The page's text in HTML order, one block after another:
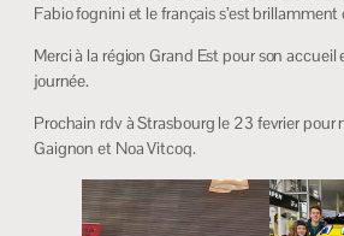
Fabio fognini et le français s’est
Merci à la région Grand Est pour son
journée.
Prochain rdv à Strasbourg le 23 fevrier pour
Gaignon et Noa Vitcoq.